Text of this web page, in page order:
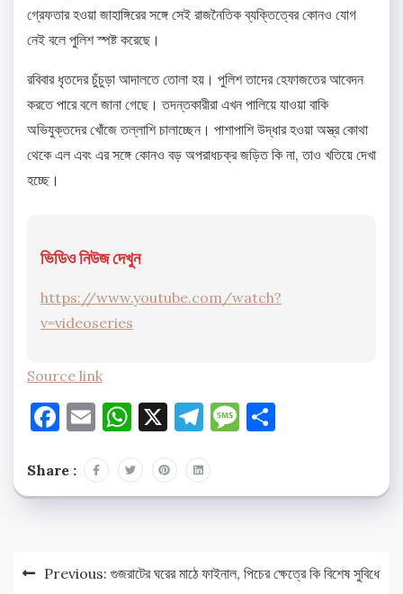
গ্রেফতার হওয়া জাহাঙ্গিরের সঙ্গে সেই রাজনৈতিক ব্যক্তিত্বের কোনও যোগ
নেই বলে পুলিশ স্পষ্ট করেছে।
রবিবার ধৃতদের চুঁচুড়া আদালতে তোলা হয়। পুলিশ তাদের হেফাজতের আবেদন
করতে পারে বলে জানা গেছে। তদন্তকারীরা এখন পালিয়ে যাওয়া বাকি
অভিযুক্তদের খোঁজে তল্লাশি চালাচ্ছেন। পাশাপাশি উদ্ধার হওয়া অস্ত্র কোথা
থেকে এল এবং এর সঙ্গে কোনও বড় অপরাধচক্র জড়িত কি না, তাও খতিয়ে দেখা
হচ্ছে।
ভিডিও নিউজ দেখুন
https://www.youtube.com/watch?
v=videoseries
Source link
Facebook
EmailWhatsApp
X Telegram
Message
Share :
PostPrevious: গুজরাটের ঘরের মাঠে ফাইনাল, পিচের ক্ষেত্রে কি বিশেষ সুবিধে